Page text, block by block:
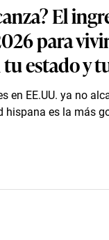
El
para
tu estado y
en EE.UU. ya no
hispana es la más